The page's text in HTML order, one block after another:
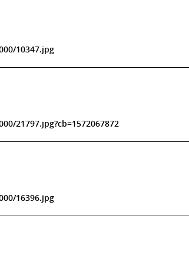
10347.jpg
21797.jpg?cb=1572067872
16396.jpg